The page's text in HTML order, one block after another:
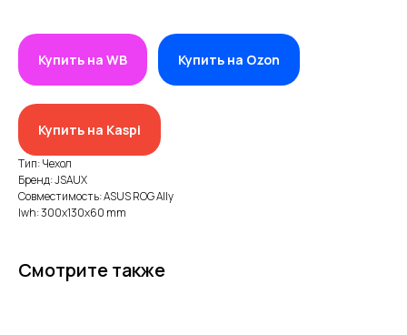
Купить на WB Купить на Ozon
Купить на Kaspi
Тип: Чехол
Бренд: JSAUX
Совместимость: ASUS ROG Ally
lwh: 300x130x60 mm
Смотрите также
БИН/ИИН: 951227300034
ИИК: KZ95722S000007569370
КАТЕГОРИИ
Хиты продаж
Новинки 2025
VR/AR устройства, консоли, роботы
Аксессуары для консолей и ПК